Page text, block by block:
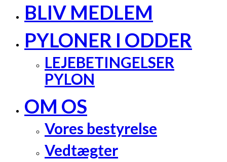
BLIV MEDLEM
PYLONER I ODDER
LEJEBETINGELSER
PYLON
OM OS
Vores bestyrelse
Vedtægter